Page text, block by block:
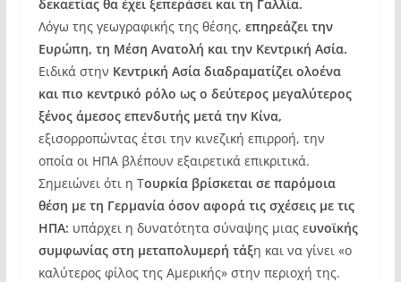
δεκαετίας θα έχει ξεπεράσει και τη Γαλλία.
Λόγω της γεωγραφικής της θέσης, επηρεάζει την
Ευρώπη, τη Μέση Ανατολή και την Κεντρική Ασία.
Ειδικά στην Κεντρική Ασία διαδραματίζει ολοένα
και πιο κεντρικό ρόλο ως ο δεύτερος μεγαλύτερος
ξένος άμεσος επενδυτής μετά την Κίνα,
εξισορροπώντας έτσι την κινεζική επιρροή, την
οποία οι ΗΠΑ βλέπουν εξαιρετικά επικριτικά.
Σημειώνει ότι η Τουρκία βρίσκεται σε παρόμοια
θέση με τη Γερμανία όσον αφορά τις σχέσεις με τις
ΗΠΑ: υπάρχει η δυνατότητα σύναψης μιας ευνοϊκής
συμφωνίας στη μεταπολυμερή τάξη και να γίνει «ο
καλύτερος φίλος της Αμερικής» στην περιοχή της.